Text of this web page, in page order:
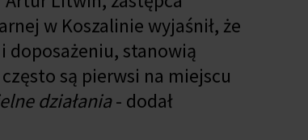
w Koszalinie wyjaśnił, że
doposażeniu, stanowią
są pierwsi na miejscu
działania- dodał